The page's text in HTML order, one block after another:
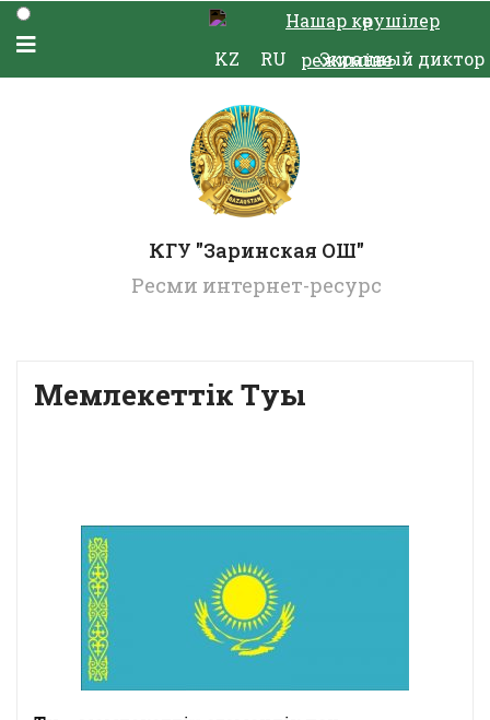
Нашар көрушілер
режиміне
KZ RU Экранный диктор
КГУ "Заринская ОШ"
Ресми интернет-ресурс
Мемлекеттiк Туы